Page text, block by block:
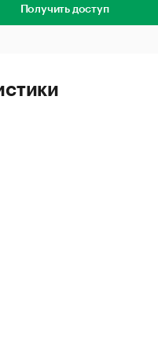
Получить доступ